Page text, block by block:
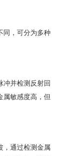
，可分为多种
并检测反射回
属敏感度高，但
通过检测金属